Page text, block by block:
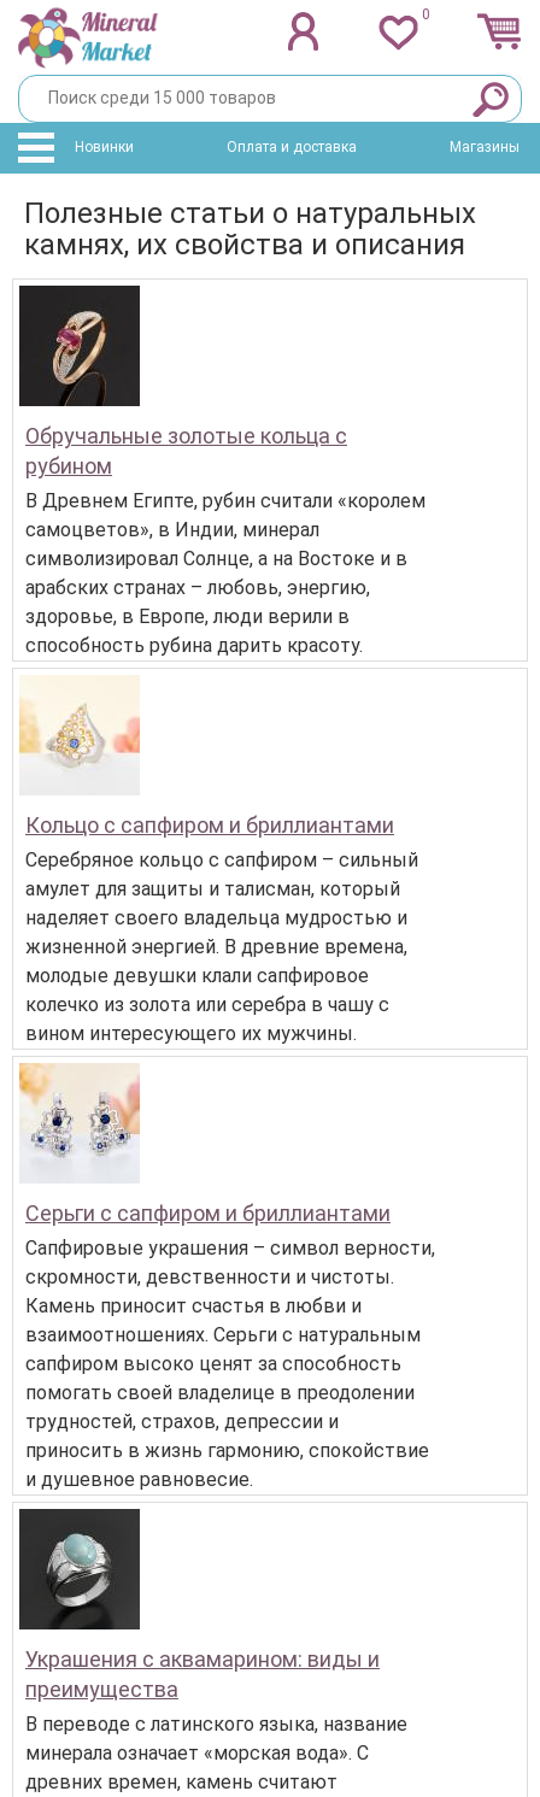
0
Новинки Оплата и доставка Магазины
Полезные статьи о натуральных
камнях, их свойства и описания
Обручальные золотые кольца с
рубином
В Древнем Египте, рубин считали «королем
самоцветов», в Индии, минерал
символизировал Солнце, а на Востоке и в
арабских странах – любовь, энергию,
здоровье, в Европе, люди верили в
способность рубина дарить красоту.
Кольцо с сапфиром и бриллиантами
Серебряное кольцо с сапфиром – сильный
амулет для защиты и талисман, который
наделяет своего владельца мудростью и
жизненной энергией. В древние времена,
молодые девушки клали сапфировое
колечко из золота или серебра в чашу с
вином интересующего их мужчины.
Серьги с сапфиром и бриллиантами
Сапфировые украшения – символ верности,
скромности, девственности и чистоты.
Камень приносит счастья в любви и
взаимоотношениях. Серьги с натуральным
сапфиром высоко ценят за способность
помогать своей владелице в преодолении
трудностей, страхов, депрессии и
приносить в жизнь гармонию, спокойствие
и душевное равновесие.
Украшения с аквамарином: виды и
преимущества
В переводе с латинского языка, название
минерала означает «морская вода». С
древних времен, камень считают